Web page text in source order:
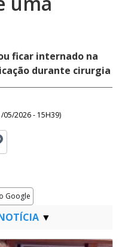
ficar internado na
durante cirurgia
05/2026 - 15H39)
Google